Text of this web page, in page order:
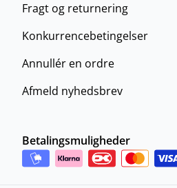
Fragt og returnering
Konkurrencebetingelser
Annullér en ordre
Afmeld nyhedsbrev
Betalingsmuligheder